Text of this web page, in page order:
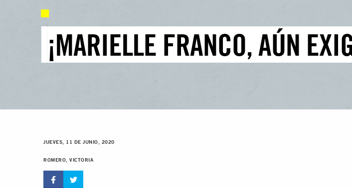
¡MARIELLE FRANCO, AÚN
JUEVES, 11 DE JUNIO, 2020
ROMERO, VICTORIA